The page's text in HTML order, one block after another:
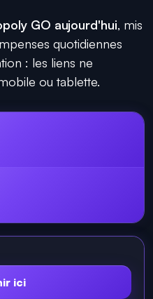
GO aujourd'hui, mis
quotidiennes
: les liens ne
ou tablette.
ici